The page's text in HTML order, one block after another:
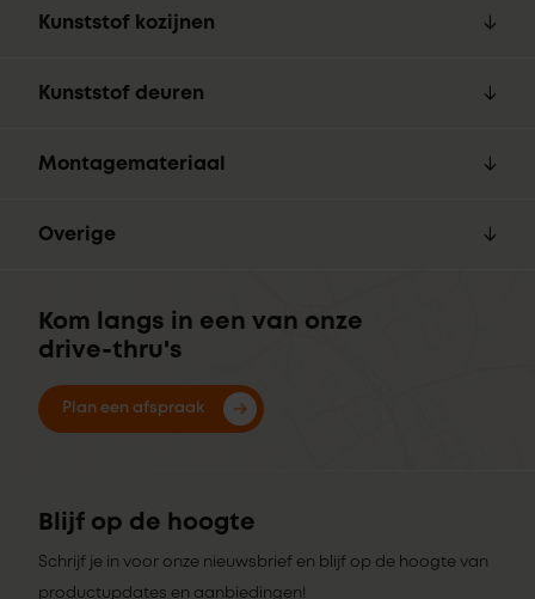
Kunststof kozijnen
Kunststof deuren
Montagemateriaal
Overige
Kom langs in een van onze
drive-thru's
Plan een afspraak
Blijf op de hoogte
Schrijf je in voor onze nieuwsbrief en blijf op de hoogte van
productupdates en aanbiedingen!